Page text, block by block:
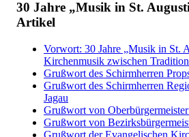
30 Jahre „Musik in St.
Artikel
Vorwort: 30 Jahre „Musik in St.
Kirchenmusik zwischen
Grußwort des Schirmherren
Grußwort des Schirmherren
Jagau
Grußwort von
Grußwort von
Grußwort der Evangelischen